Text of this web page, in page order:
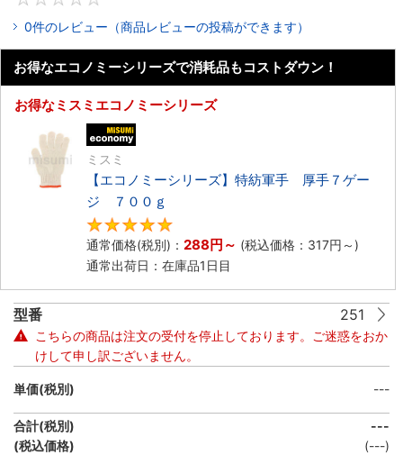
0件のレビュー（商品レビューの投稿ができます）
お得なエコノミーシリーズで消耗品もコストダウン！
お得なミスミエコノミーシリーズ
ミスミ
【エコノミーシリーズ】特紡軍手 厚手７ゲー
ジ ７００ｇ
通常価格(税別)： 288円 ～ (税込価格： 317円 ～)
通常出荷日：在庫品1日目
型番 251
こちらの商品は注文の受付を停止しております。ご迷惑をおか
けして申し訳ございません。
単価(税別) ---
合計(税別)
(税込価格)
---
(---)